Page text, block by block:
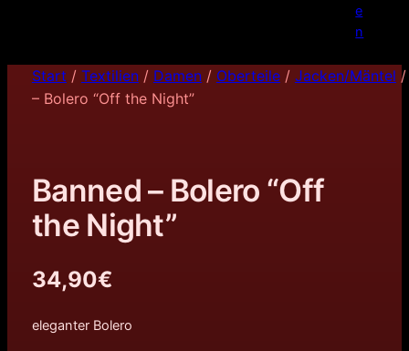
e
n
Start / Textilien/ Damen/ Oberteile/ Jacken/Mäntel /
– Bolero “Off the Night”
Banned – Bolero “Off
the Night”
34,90€
eleganter Bolero